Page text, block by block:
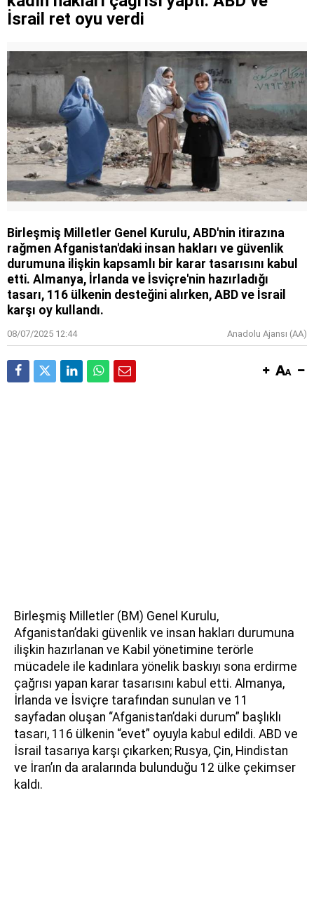
İsrail ret oyu verdi
Birleşmiş Milletler Genel Kurulu, ABD'nin itirazına
rağmen Afganistan'daki insan hakları ve güvenlik
durumuna ilişkin kapsamlı bir karar tasarısını kabul
etti. Almanya, İrlanda ve İsviçre'nin hazırladığı
tasarı, 116 ülkenin desteğini alırken, ABD ve İsrail
karşı oy kullandı.
08/07/2025 12:44 Anadolu Ajansı (AA)
Birleşmiş Milletler (BM) Genel Kurulu,
Afganistan’daki güvenlik ve insan hakları durumuna
ilişkin hazırlanan ve Kabil yönetimine terörle
mücadele ile kadınlara yönelik baskıyı sona erdirme
çağrısı yapan karar tasarısını kabul etti. Almanya,
İrlanda ve İsviçre tarafından sunulan ve 11
sayfadan oluşan “Afganistan’daki durum” başlıklı
tasarı, 116 ülkenin “evet” oyuyla kabul edildi. ABD ve
İsrail tasarıya karşı çıkarken; Rusya, Çin, Hindistan
ve İran’ın da aralarında bulunduğu 12 ülke çekimser
kaldı.